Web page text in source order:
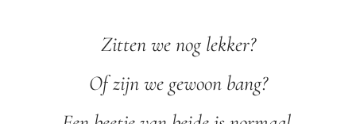
Zitten we nog lekker?
Of zijn we gewoon bang?